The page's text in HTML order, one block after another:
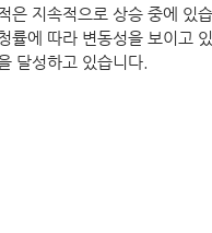
은 지속적으로 상승 중에 있
률에 따라 변동성을 보이고
달성하고 있습니다.